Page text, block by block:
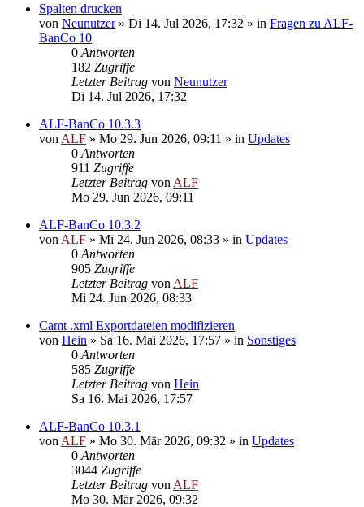
Spalten drucken
von Neunutzer» Di 14. Jul 2026, 17:32 » in Fragen zu ALF-
BanCo 10
0 Antworten
182 Zugriffe
Letzter Beitrag von Neunutzer
Di 14. Jul 2026, 17:32
ALF-BanCo 10.3.3
von ALF » Mo 29. Jun 2026, 09:11 » in Updates
0 Antworten
911 Zugriffe
Letzter Beitrag von ALF
Mo 29. Jun 2026, 09:11
ALF-BanCo 10.3.2
von ALF » Mi 24. Jun 2026, 08:33 » in Updates
0 Antworten
905 Zugriffe
Letzter Beitrag von ALF
Mi 24. Jun 2026, 08:33
Camt .xml Exportdateien modifizieren
von Hein » Sa 16. Mai 2026, 17:57 » in Sonstiges
0 Antworten
585 Zugriffe
Letzter Beitrag von Hein
Sa 16. Mai 2026, 17:57
ALF-BanCo 10.3.1
von ALF » Mo 30. Mär 2026, 09:32 » in Updates
0 Antworten
3044 Zugriffe
Letzter Beitrag von ALF
Mo 30. Mär 2026, 09:32